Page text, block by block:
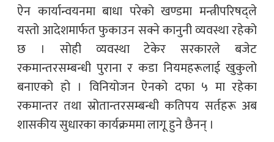
ऐन कार्यान्वयनमा बाधा परेको खण्डमा मन्त्रीपरिषद्ले
यस्तो आदेशमार्फत फुकाउन सक्ने कानुनी व्यवस्था रहेको
छ । सोही व्यवस्था टेकेर सरकारले बजेट
रकमान्तरसम्बन्धी पुराना र कडा नियमहरूलाई खुकुलो
बनाएको हो । विनियोजन ऐनको दफा ५ मा रहेका
रकमान्तर तथा स्रोतान्तरसम्बन्धी कतिपय सर्तहरू अब
शासकीय सुधारका कार्यक्रममा लागू हुने छैनन् ।